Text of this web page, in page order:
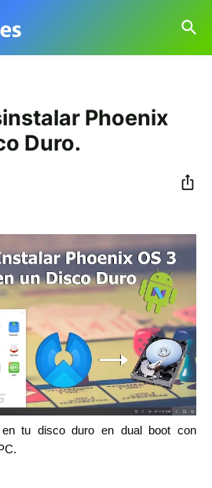
Phoenix
Duro.
tu disco duro en dual boot con